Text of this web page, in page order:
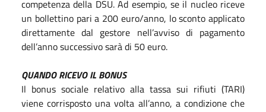
competenza della DSU. Ad esempio, se il nucleo riceve
un bollettino pari a 200 euro/anno, lo sconto applicato
direttamente dal gestore nell’avviso di pagamento
dell’anno successivo sarà di 50 euro.
QUANDO RICEVO IL BONUS
Il bonus sociale relativo alla tassa sui rifiuti (TARI)
viene corrisposto una volta all’anno, a condizione che